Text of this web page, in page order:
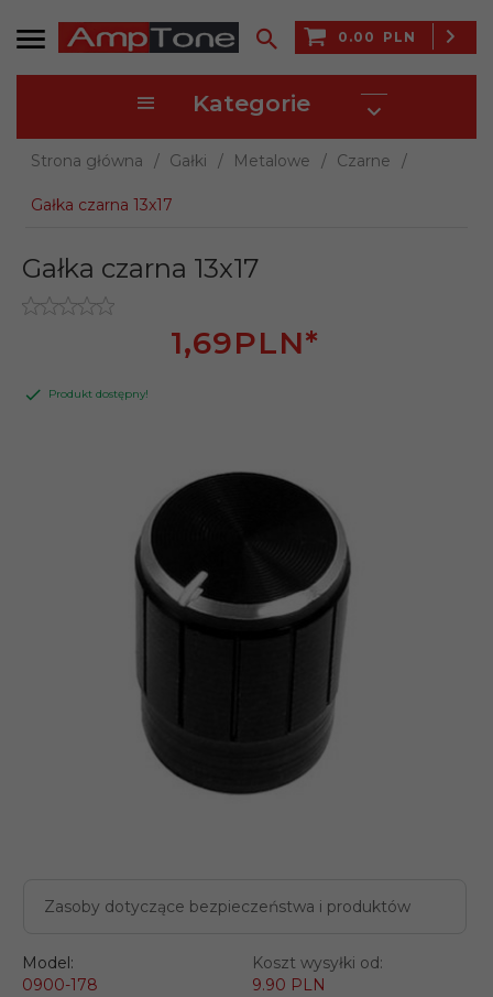
0.00 PLN
Kategorie
Strona główna Gałki Metalowe Czarne
Gałka czarna 13x17
Zasoby dotyczące bezpieczeństwa i produktów
Gałka czarna 13x17
1,69PLN*
Produkt dostępny!
Model:
0900-178
Koszt wysyłki od:
9.90 PLN